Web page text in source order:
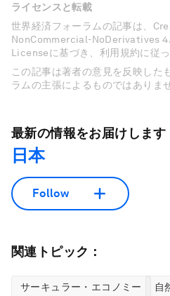
ライセンスと転載
世界経済フォーラムの記事は、
NonCommercial-NoDerivatives
Licenseに基づき、利用規約に従
この記事は著者の意見を反映した
ラムの主張によるものではありま
最新の情報をお届けします
日本
Follow
関連トピック：
サーキュラー・エコノミー 自